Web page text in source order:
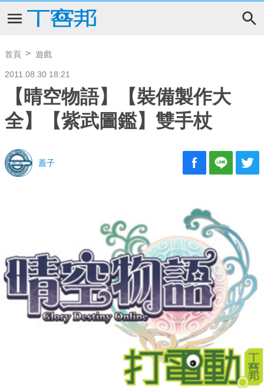
首頁 遊戲
2011.08.30 18:21
【晴空物語】【裝備製作大
全】【紫武圖鑑】雙手杖
蓋子